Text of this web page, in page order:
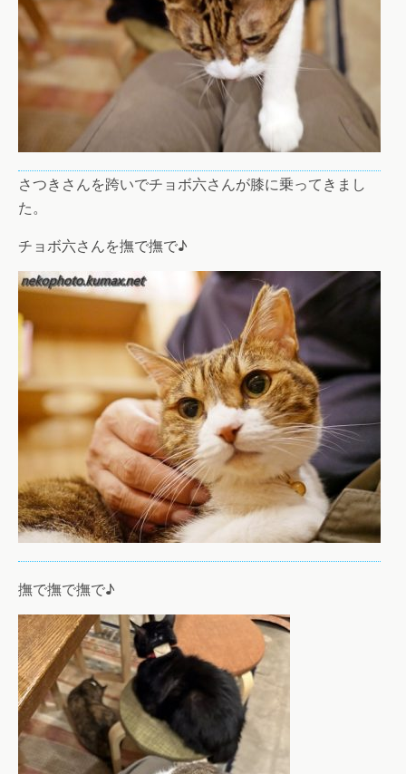
さつきさんを跨いでチョボ六さんが膝に乗ってきまし
た。
チョボ六さんを撫で撫で♪
撫で撫で撫で♪